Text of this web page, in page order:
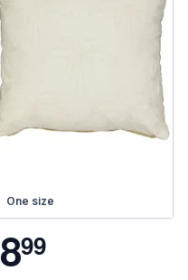
One size
899